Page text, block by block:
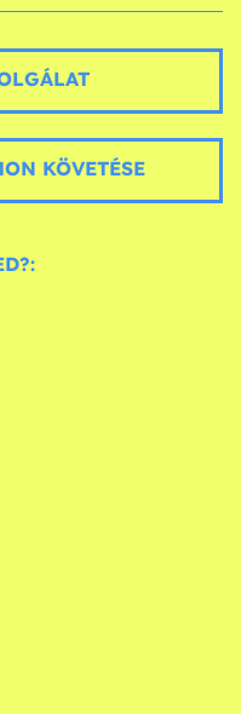
KÖVETÉSE